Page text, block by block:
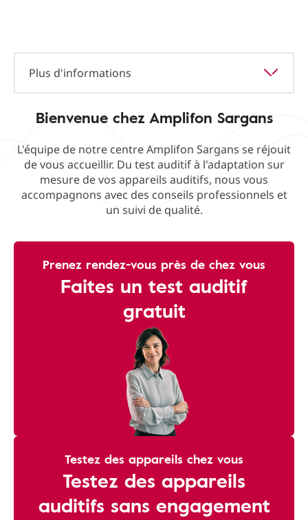
Plus d'informations
Bienvenue chez Amplifon Sargans
L'équipe de notre centre Amplifon Sargans se réjouit
de vous accueillir. Du test auditif à l'adaptation sur
mesure de vos appareils auditifs, nous vous
accompagnons avec des conseils professionnels et
un suivi de qualité.
Prenez rendez-vous près de chez vous
Faites un test auditif
gratuit
Testez des appareils chez vous
Testez des appareils
auditifs sans engagement